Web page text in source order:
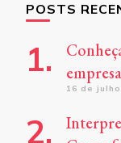
POSTS
16 de